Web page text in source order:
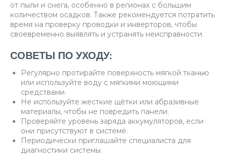
от пыли и снега, особенно в регионах с большим
количеством осадков. Также рекомендуется потратить
время на проверку проводки и инверторов, чтобы
своевременно выявлять и устранять неисправности.
СОВЕТЫ ПО УХОДУ:
Регулярно протирайте поверхность мягкой тканью
или используйте воду с мягкими моющими
средствами.
Не используйте жесткие щётки или абразивные
материалы, чтобы не повредить панели.
Проверяйте уровень заряда аккумуляторов, если
они присутствуют в системе.
Периодически приглашайте специалиста для
диагностики системы.